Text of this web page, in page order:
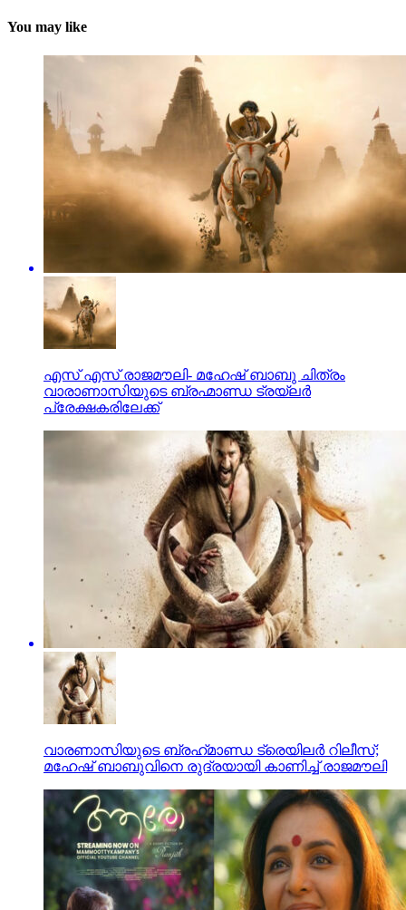
You may like
എസ് എസ് രാജമൗലി- മഹേഷ് ബാബു ചിത്രം
വാരാണാസിയുടെ ബ്രഹ്മാണ്ഡ ട്രയ്ലർ
പ്രേക്ഷകരിലേക്ക്
വാരണാസിയുടെ ബ്രഹ്‌മാണ്ഡ ട്രെയിലര്‍ റിലീസ്;
മഹേഷ് ബാബുവിനെ രുദ്രയായി കാണിച്ച് രാജമൗലി